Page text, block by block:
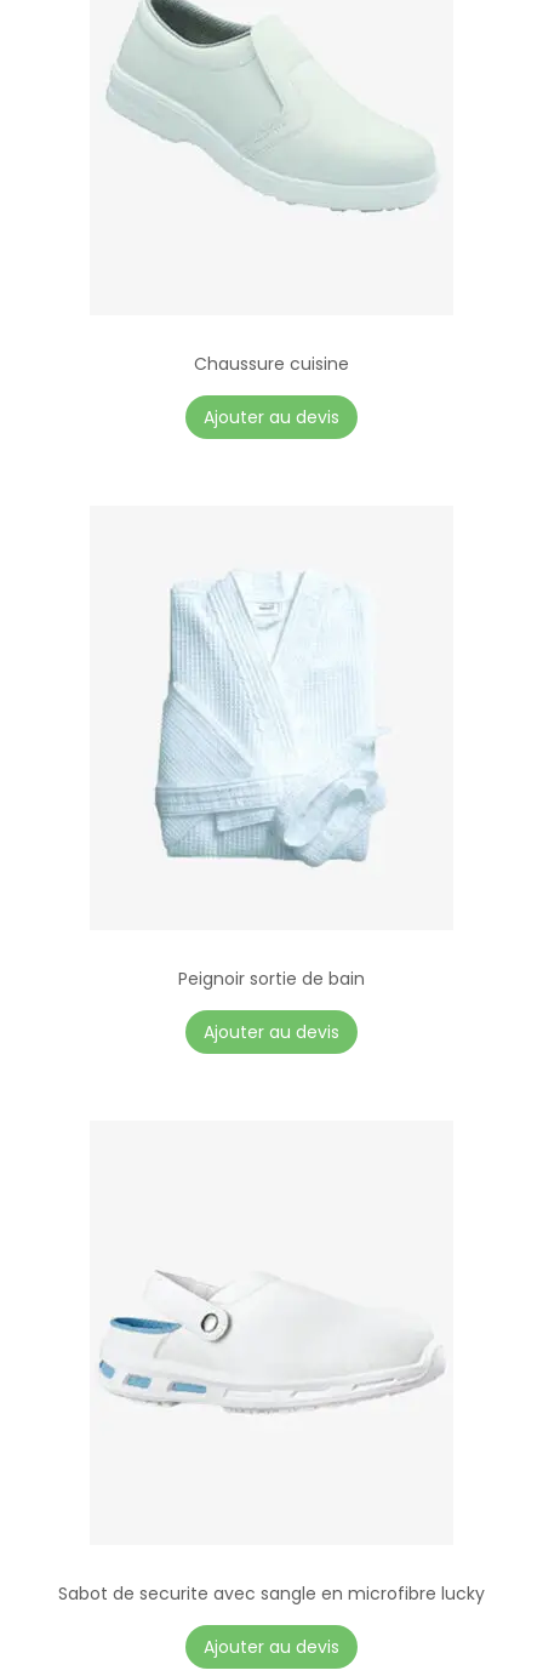
Chaussure cuisine
Ajouter au devis
Peignoir sortie de bain
Ajouter au devis
Sabot de securite avec sangle en microfibre lucky
Ajouter au devis